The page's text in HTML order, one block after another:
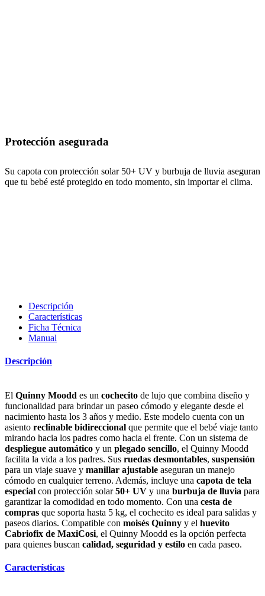
Protección asegurada
Su capota con protección solar 50+ UV y burbuja de lluvia aseguran
que tu bebé esté protegido en todo momento, sin importar el clima.
Descripción
Características
Ficha Técnica
Manual
Descripción
El Quinny Moodd es un cochecito de lujo que combina diseño y
funcionalidad para brindar un paseo cómodo y elegante desde el
nacimiento hasta los 3 años y medio. Este modelo cuenta con un
asiento reclinable bidireccional que permite que el bebé viaje tanto
mirando hacia los padres como hacia el frente. Con un sistema de
despliegue automático y un plegado sencillo, el Quinny Moodd
facilita la vida a los padres. Sus ruedas desmontables, suspensión
para un viaje suave y manillar ajustable aseguran un manejo
cómodo en cualquier terreno. Además, incluye una capota de tela
especial con protección solar50+ UV y una burbuja de lluvia para
garantizar la comodidad en todo momento. Con una cesta de
compras que soporta hasta 5 kg, el cochecito es ideal para salidas y
paseos diarios. Compatible con moisés Quinny y el huevito
Cabriofix de MaxiCosi, el Quinny Moodd es la opción perfecta
para quienes buscan calidad, seguridad y estilo en cada paseo.
Características